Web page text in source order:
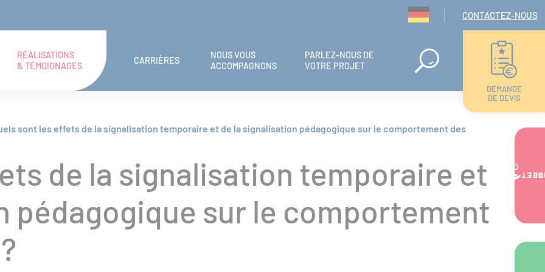
Navigation
CONTACTEZ-NOUS
RÉALISATIONS
& TÉMOIGNAGES
CARRIÈRES
NOUS VOUS
ACCOMPAGNONS
PARLEZ-NOUS DE
VOTRE PROJET
DEMANDE
DE DEVIS
sont les effets de la signalisation temporaire et de la signalisation pédagogique sur le comportement des
de la signalisation temporaire et
pédagogique sur le comportement
VOTRE